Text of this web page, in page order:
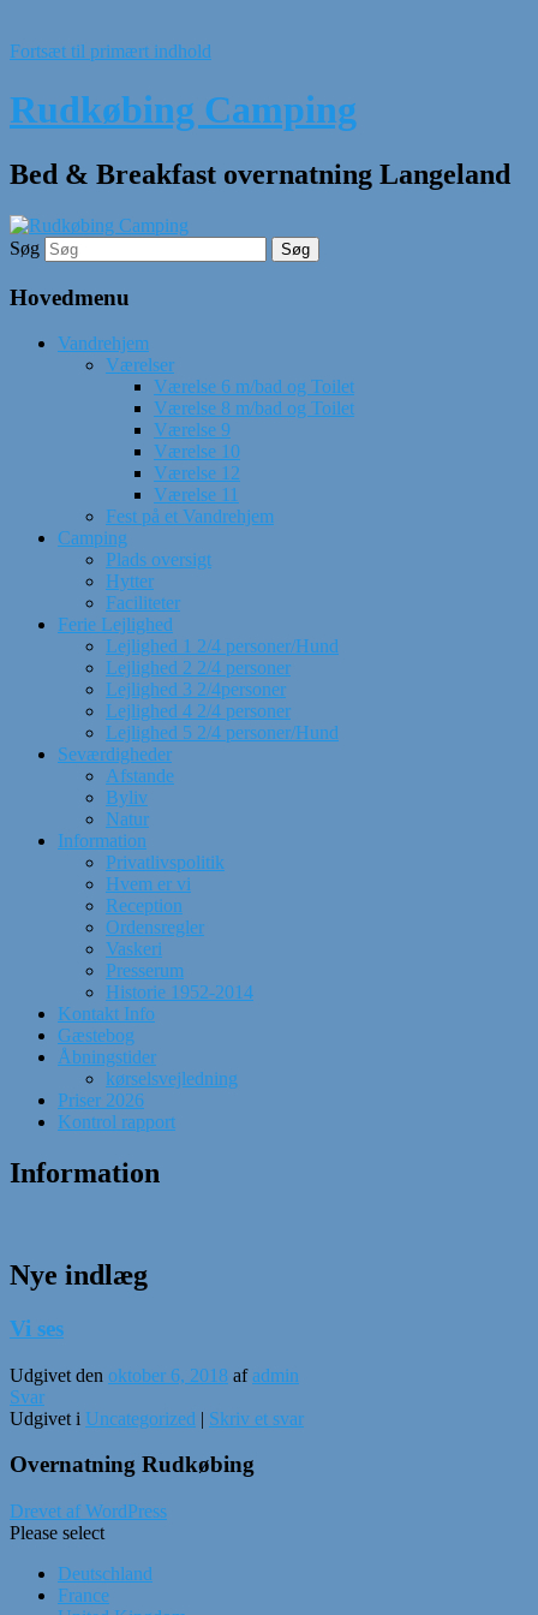
Fortsæt til primært indhold
Rudkøbing Camping
Bed & Breakfast overnatning Langeland
Søg
Hovedmenu
Vandrehjem
Værelser
Værelse 6 m/bad og Toilet
Værelse 8 m/bad og Toilet
Værelse 9
Værelse 10
Værelse 12
Værelse 11
Fest på et Vandrehjem
Camping
Plads oversigt
Hytter
Faciliteter
Ferie Lejlighed
Lejlighed 1 2/4 personer/Hund
Lejlighed 2 2/4 personer
Lejlighed 3 2/4personer
Lejlighed 4 2/4 personer
Lejlighed 5 2/4 personer/Hund
Seværdigheder
Afstande
Byliv
Natur
Information
Privatlivspolitik
Hvem er vi
Reception
Ordensregler
Vaskeri
Presserum
Historie 1952-2014
Kontakt Info
Gæstebog
Åbningstider
kørselsvejledning
Priser 2026
Kontrol rapport
Information
Nye indlæg
Vi ses
Udgivet den oktober 6, 2018 afadmin
Svar
Udgivet i Uncategorized | Skriv et svar
Overnatning Rudkøbing
Drevet af WordPress
Please select
Deutschland
France